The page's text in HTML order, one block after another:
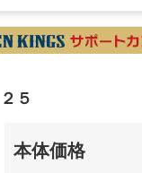
５
本体価格